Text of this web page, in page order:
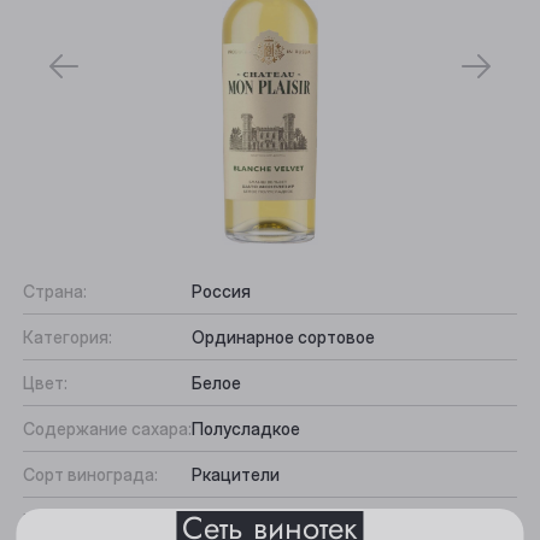
Страна: Россия
Категория: Ординарное сортовое
Цвет: Белое
Содержание сахара:Полусладкое
Сорт винограда: Ркацители
Вкус:
Питкий, Фруктовый, Гармоничный,
Выберите ваш город
Анжеро-Судженск
Барнаул
Белово
Сеть винотек